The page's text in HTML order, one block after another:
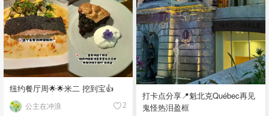
纽约餐厅周🌟🌟米二 挖到宝👍
公主在冲浪 2
打卡点分享📍魁北克Québec再见
鬼怪热泪盈框